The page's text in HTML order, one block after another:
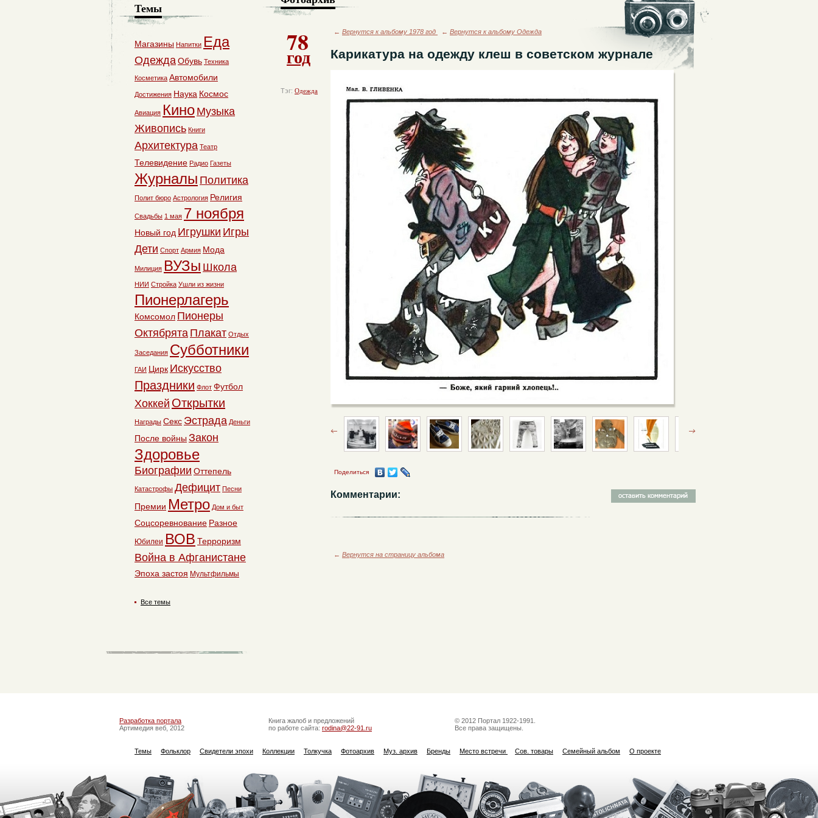
78
год
Тэг: Одежда
← Вернутся к альбому 1978 год ← Вернутся к альбому Одежда
Карикатура на одежду клеш в советском журнале
Поделиться
Комментарии:
← Вернутся на страницу альбома
Темы
Магазины Напитки Еда
ОдеждаОбувь Техника
Косметика Автомобили
Достижения Наука Космос
Авиация Кино Музыка
Живопись Книги
Архитектура Театр
Телевидение Радио Газеты
Журналы Политика
Полит бюро Астрология Религия
Свадьбы 1 мая 7 ноября
Новый год Игрушки Игры
Дети Спорт Армия Мода
Милиция ВУЗы Школа
НИИ Стройка Ушли из жизни
Пионерлагерь
Комсомол Пионеры
Октябрята Плакат Отдых
Заседания Субботники
ГАИ Цирк Искусство
Праздники Флот Футбол
Хоккей Открытки
Награды Секс Эстрада Деньги
После войны Закон
Здоровье
Биографии Оттепель
Катастрофы Дефицит Песни
Премии Метро Дом и быт
Соцсоревнование Разное
Юбилеи ВОВ Терроризм
Война в Афганистане
Эпоха застоя Мультфильмы
Все темы
Разработка портала
Артимедия веб, 2012
Книга жалоб и предложений
по работе сайта: rodina@22-91.ru
© 2012 Портал 1922-1991.
Все права защищены.
Темы Фольклор Свидетели эпохи Коллекции Толкучка Фотоархив Муз. архив Бренды Место встречи Сов. товары Семейный альбом О проекте